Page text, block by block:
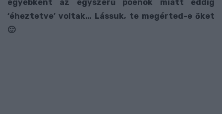
egyébként az egyszerű poénok miatt eddig
‘éheztetve’ voltak… Lássuk, te megérted-e őket
🙂